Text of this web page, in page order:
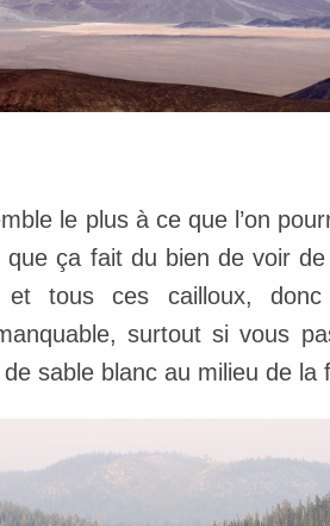
le plus à ce que l’on
que ça fait du bien de voir
et tous ces cailloux,
surtout si vous
sable blanc au milieu de